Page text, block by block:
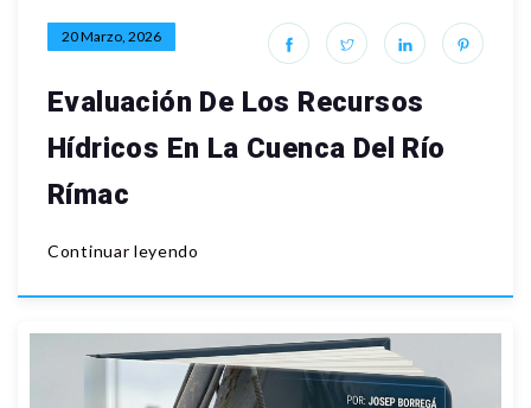
20 Marzo, 2026
Evaluación De Los Recursos
Hídricos En La Cuenca Del Río
Rímac
Continuar leyendo